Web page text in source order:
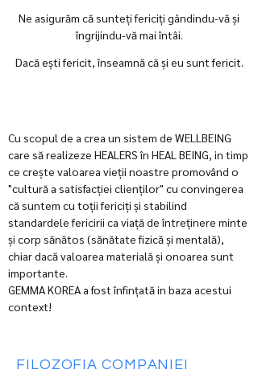
Ne asigurăm că sunteți fericiți gândindu-vă și
îngrijindu-vă mai întâi.
Dacă ești fericit, înseamnă că și eu sunt fericit.
Cu scopul de a crea un sistem de WELLBEING
care să realizeze HEALERS în HEAL BEING, in timp
ce crește valoarea vieții noastre promovând o
"cultură a satisfacției clienților" cu convingerea
că suntem cu toții fericiți și stabilind
standardele fericirii ca viață de întreținere minte
și corp sănătos (sănătate fizică și mentală),
chiar dacă valoarea materială și onoarea sunt
importante.
GEMMA KOREA a fost înfințată in baza acestui
context!
FILOZOFIA COMPANIEI